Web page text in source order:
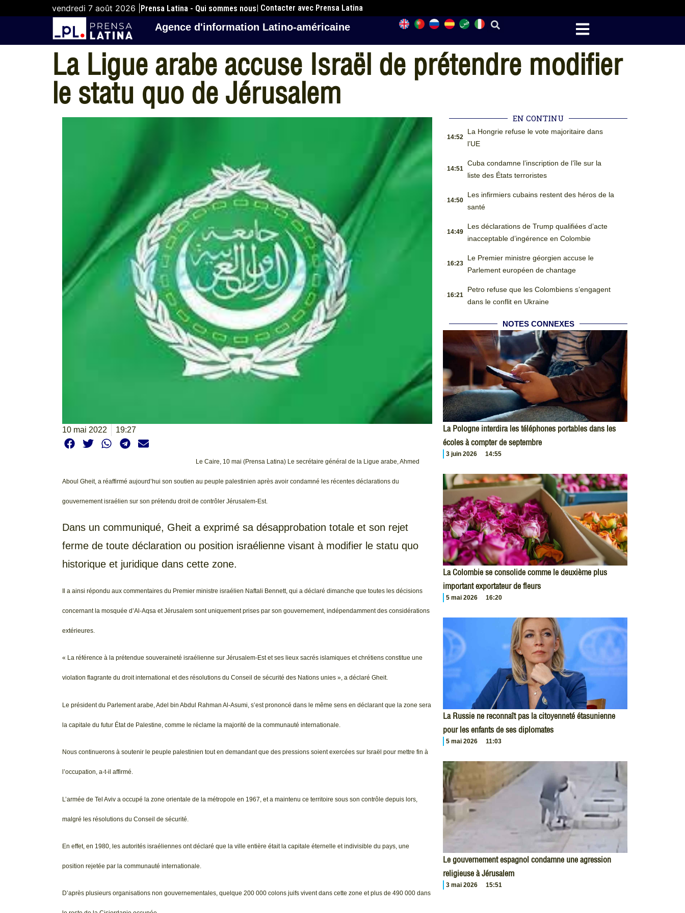
vendredi 7 août 2026 | Prensa Latina - Qui sommes nous| Contacter avec Prensa Latina
Agence d'information Latino-américaine
La Ligue arabe accuse Israël de prétendre modifier
le statu quo de Jérusalem
10 mai 2022 19:27
Le Caire, 10 mai (Prensa Latina) Le secrétaire général de la Ligue arabe, Ahmed
Aboul Gheit, a réaffirmé aujourd’hui son soutien au peuple palestinien après avoir condamné les récentes déclarations du
gouvernement israélien sur son prétendu droit de contrôler Jérusalem-Est.
Dans un communiqué, Gheit a exprimé sa désapprobation totale et son rejet
ferme de toute déclaration ou position israélienne visant à modifier le statu quo
historique et juridique dans cette zone.
Il a ainsi répondu aux commentaires du Premier ministre israélien Naftali Bennett, qui a déclaré dimanche que toutes les décisions
concernant la mosquée d’Al-Aqsa et Jérusalem sont uniquement prises par son gouvernement, indépendamment des considérations
extérieures.
« La référence à la prétendue souveraineté israélienne sur Jérusalem-Est et ses lieux sacrés islamiques et chrétiens constitue une
violation flagrante du droit international et des résolutions du Conseil de sécurité des Nations unies », a déclaré Gheit.
Le président du Parlement arabe, Adel bin Abdul Rahman Al-Asumi, s’est prononcé dans le même sens en déclarant que la zone sera
la capitale du futur État de Palestine, comme le réclame la majorité de la communauté internationale.
Nous continuerons à soutenir le peuple palestinien tout en demandant que des pressions soient exercées sur Israël pour mettre fin à
l’occupation, a-t-il affirmé.
L’armée de Tel Aviv a occupé la zone orientale de la métropole en 1967, et a maintenu ce territoire sous son contrôle depuis lors,
malgré les résolutions du Conseil de sécurité.
En effet, en 1980, les autorités israéliennes ont déclaré que la ville entière était la capitale éternelle et indivisible du pays, une
position rejetée par la communauté internationale.
D’après plusieurs organisations non gouvernementales, quelque 200 000 colons juifs vivent dans cette zone et plus de 490 000 dans
EN CONTINU
14:52
La Hongrie refuse le vote majoritaire dans
l’UE
14:51
Cuba condamne l’inscription de l’île sur la
liste des États terroristes
14:50
Les infirmiers cubains restent des héros de la
santé
14:49
Les déclarations de Trump qualifiées d’acte
inacceptable d’ingérence en Colombie
16:23
Le Premier ministre géorgien accuse le
Parlement européen de chantage
16:21
Petro refuse que les Colombiens s’engagent
dans le conflit en Ukraine
NOTES CONNEXES
La Pologne interdira les téléphones portables dans les
écoles à compter de septembre
3 juin 2026 14:55
La Colombie se consolide comme le deuxième plus
important exportateur de fleurs
5 mai 2026 16:20
La Russie ne reconnaît pas la citoyenneté étasunienne
pour les enfants de ses diplomates
5 mai 2026 11:03
Le gouvernement espagnol condamne une agression
religieuse à Jérusalem
3 mai 2026 15:51